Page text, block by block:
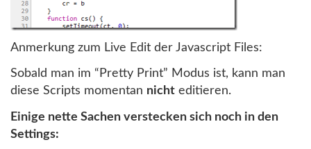
Anmerkung zum Live Edit der Javascript Files:
Sobald man im “Pretty Print” Modus ist, kann man
diese Scripts momentan nicht editieren.
Einige nette Sachen verstecken sich noch in den
Settings: